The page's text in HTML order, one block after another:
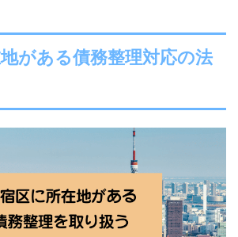
がある債務整理対応の法